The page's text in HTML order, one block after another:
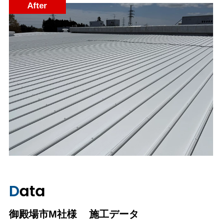
After
Data
御殿場市M社様 施工データ